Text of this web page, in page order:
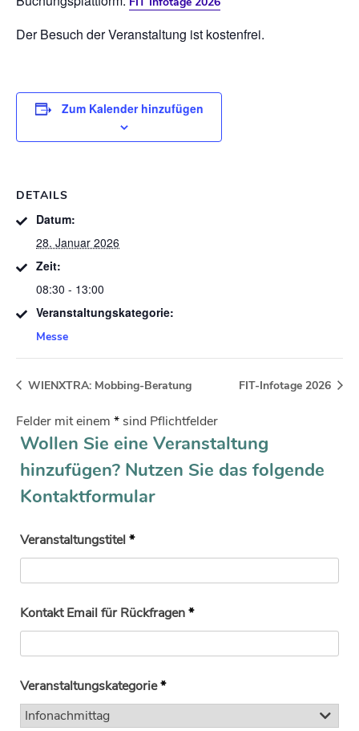
Der Besuch der Veranstaltung ist kostenfrei.
Zum Kalender hinzufügen
DETAILS
Datum:
28. Januar 2026
Zeit:
08:30 - 13:00
Veranstaltungskategorie:
Messe
WIENXTRA: Mobbing-Beratung FIT-Infotage 2026
Felder mit einem * sind Pflichtfelder
Wollen Sie eine Veranstaltung
hinzufügen? Nutzen Sie das folgende
Kontaktformular
Veranstaltungstitel*
Kontakt Email für Rückfragen*
Veranstaltungskategorie*